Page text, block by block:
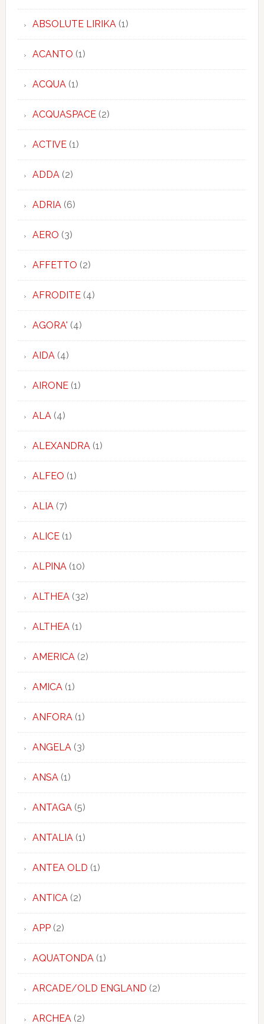
ABSOLUTE LIRIKA(1)
ACANTO (1)
ACQUA(1)
ACQUASPACE(2)
ACTIVE(1)
ADDA(2)
ADRIA(6)
AERO (3)
AFFETTO (2)
AFRODITE(4)
AGORA' (4)
AIDA(4)
AIRONE(1)
ALA(4)
ALEXANDRA(1)
ALFEO (1)
ALIA(7)
ALICE(1)
ALPINA(10)
ALTHEA(32)
ALTHEA(1)
AMERICA(2)
AMICA(1)
ANFORA(1)
ANGELA(3)
ANSA(1)
ANTAGA(5)
ANTALIA(1)
ANTEA OLD (1)
ANTICA(2)
APP(2)
AQUATONDA(1)
ARCADE/OLD ENGLAND (2)
ARCHEA(2)